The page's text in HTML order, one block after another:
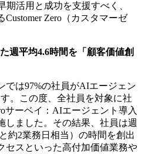
活用と成功を支援すべく、
Zero（カスタマーゼ
週平均4.6時間を「顧客価値創
では97%の社員がAIエージェン
。この度、全社員を対象に社
サーベイ：AIエージェント導入
しました。その結果、社員は週
約2業務日相当）の時間を創出
セスといった高付加価値業務や